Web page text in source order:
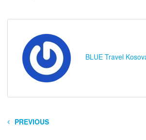
BLUE Travel
PREVIOUS